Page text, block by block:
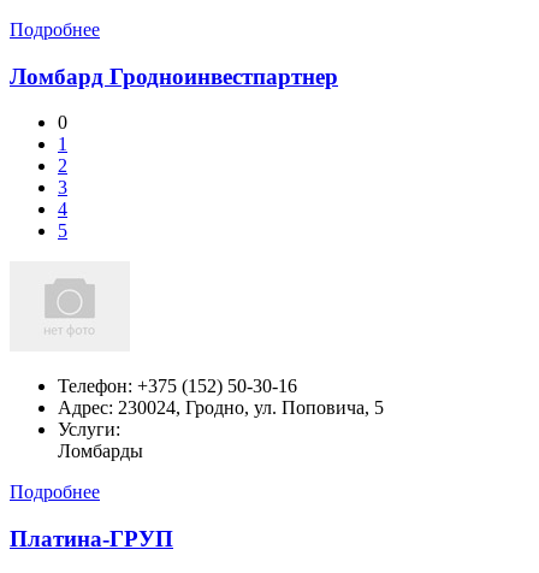
Подробнее
Ломбард Гродноинвестпартнер
0
1
2
3
4
5
Телефон: +375 (152) 50-30-16
Адрес: 230024, Гродно, ул. Поповича, 5
Услуги:
Ломбарды
Подробнее
Платина-ГРУП